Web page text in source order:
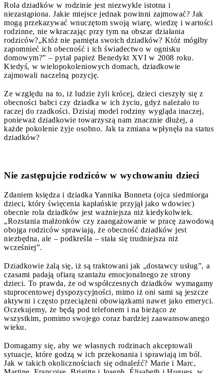
Rola dziadków w rodzinie jest niezwykle istotna i
niezastąpiona. Jakie miejsce jednak powinni zajmować? Jak
mogą przekazywać wnuczętom swoją wiarę, wiedzę i wartości
rodzinne, nie wkraczając przy tym na obszar działania
rodziców?„Któż nie pamięta swoich dziadków? Któż mógłby
zapomnieć ich obecność i ich świadectwo w ognisku
domowym?” – pytał papież Benedykt XVI w 2008 roku.
Kiedyś, w wielopokoleniowych domach, dziadkowie
zajmowali naczelną pozycję.
Ze względu na to, iż ludzie żyli krócej, dzieci cieszyły się z
obecności babci czy dziadka w ich życiu, gdyż należało to
raczej do rzadkości. Dzisiaj model rodziny wygląda inaczej,
ponieważ dziadkowie towarzyszą nam znacznie dłużej, a
każde pokolenie żyje osobno. Jak ta zmiana wpłynęła na status
dziadków?
Nie zastępujcie rodziców w wychowaniu dzieci
Zdaniem księdza i dziadka Yannika Bonneta (ojca siedmiorga
dzieci, który święcenia kapłańskie przyjął jako wdowiec)
obecnie rola dziadków jest ważniejsza niż kiedykolwiek.
„Rozstania małżonków czy zaangażowanie w pracę zawodową
obojga rodziców sprawiają, że obecność dziadków jest
niezbędna, ale – podkreśla – stała się trudniejsza niż
wcześniej”.
Dziadkowie żalą się, iż są traktowani jak „dostawcy usług”, a
czasami padają ofiarą szantażu emocjonalnego ze strony
dzieci. To prawda, że od współczesnych dziadków wymagamy
stuprocentowej dyspozycyjności, mimo iż oni sami są jeszcze
aktywni i często przeciążeni obowiązkami nawet jako emeryci.
Oczekujemy, że będą pod telefonem i na bieżąco ze
wszystkim, pomimo swojego coraz bardziej zaawansowanego
wieku.
Domagamy się, aby we własnych rodzinach akceptowali
sytuacje, które godzą w ich przekonania i sprawiają im ból.
Jak w takich okolicznościach się odnaleźć? Marie i Marc,